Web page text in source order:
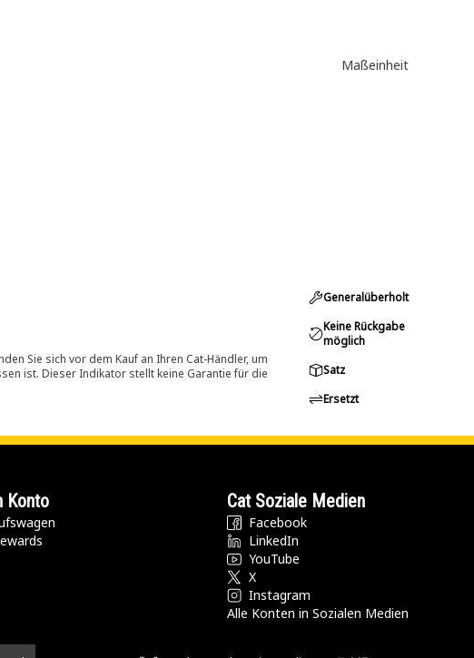
Maßeinheit
Sie sich vor dem Kauf an Ihren Cat-Händler, um
ist. Dieser Indikator stellt keine Garantie für die
Generalüberholt
Keine Rückgabe
möglich
Satz
Ersetzt
Konto Cat Soziale Medien
Facebook
LinkedIn
YouTube
X
Instagram
Alle Konten in Sozialen Medien